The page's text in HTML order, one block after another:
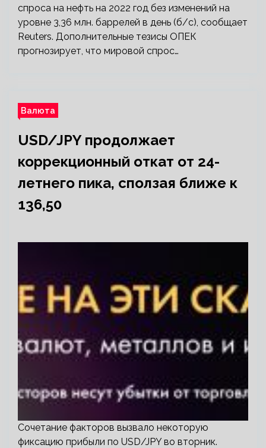
спроса на нефть на 2022 год без изменений на
уровне 3,36 млн. баррелей в день (б/с), сообщает
Reuters. Дополнительные тезисы ОПЕК
прогнозирует, что мировой спрос…
Валюта
USD/JPY продолжает
коррекционный откат от 24-
летнего пика, сползая ближе к
136,50
Сочетание факторов вызвало некоторую
фиксацию прибыли по USD/JPY во вторник.